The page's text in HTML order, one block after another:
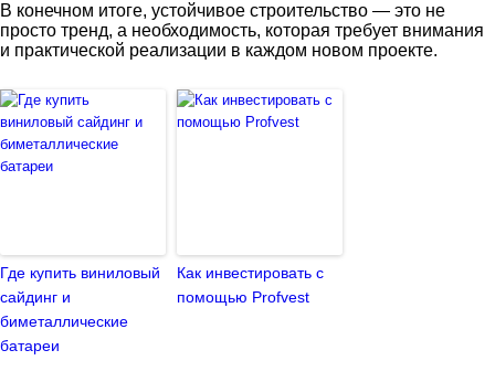
В конечном итоге, устойчивое строительство — это не
просто тренд, а необходимость, которая требует внимания
и практической реализации в каждом новом проекте.
Где купить виниловый
сайдинг и
биметаллические
батареи
Как инвестировать с
помощью Profvest